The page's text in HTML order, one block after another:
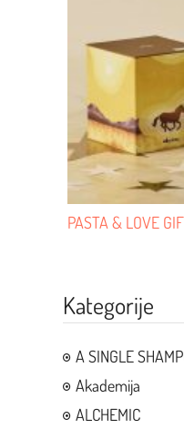
PASTA & LOVE
Kategorije
A SINGLE
Akademija
ALCHEMIC